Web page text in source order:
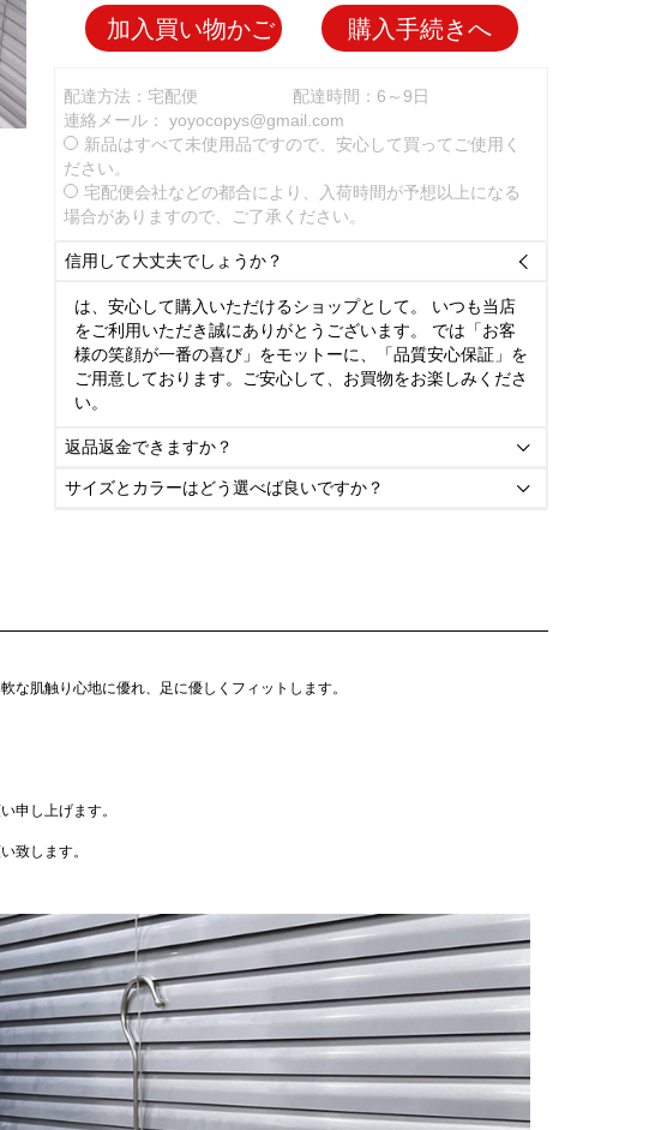
加入買い物かご 購入手続きへ
配達方法：宅配便
配達時間：6～9日
連絡メール： yoyocopys@gmail.com
新品はすべて未使用品ですので、安心して買ってご使用く
ださい。
宅配便会社などの都合により、入荷時間が予想以上になる
場合がありますので、ご了承ください。
信用して大丈夫でしょうか？ 
は、安心して購入いただけるショップとして。 いつも当店
をご利用いただき誠にありがとうございます。 では「お客
様の笑顔が一番の喜び」をモットーに、「品質安心保証」を
ご用意しております。ご安心して、お買物をお楽しみくださ
い。
返品返金できますか？ 
サイズとカラーはどう選べば良いですか？ 
な肌触り心地に優れ、足に優しくフィットします。
申し上げます。
致します。